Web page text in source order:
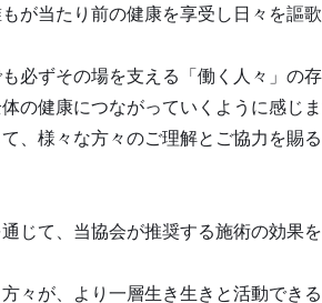
が当たり前の健康を享受し日々を謳
必ずその場を支える「働く人々」の
の健康につながっていくように感じま
、様々な方々のご理解とご協力を賜
じて、当協会が推奨する施術の効果
々が、より一層生き生きと活動でき